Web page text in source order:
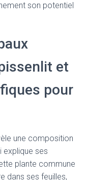
son potentiel
et
pour
une composition
explique ses
plante commune
dans ses feuilles,